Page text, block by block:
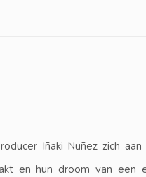
Iñaki Nuñez zich
en hun droom van een